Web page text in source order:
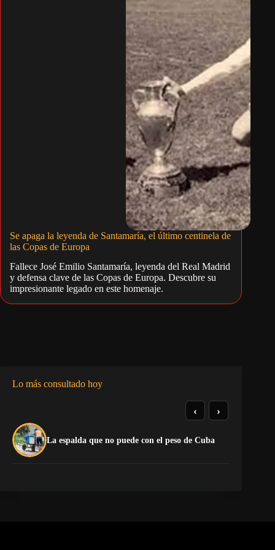
Se apaga la leyenda de Santamaría, el último centinela de
las Copas de Europa
Fallece José Emilio Santamaría, leyenda del Real Madrid
y defensa clave de las Copas de Europa. Descubre su
impresionante legado en este homenaje.
Lo más consultado hoy
La espalda que no puede con el peso de Cuba
‹ ›